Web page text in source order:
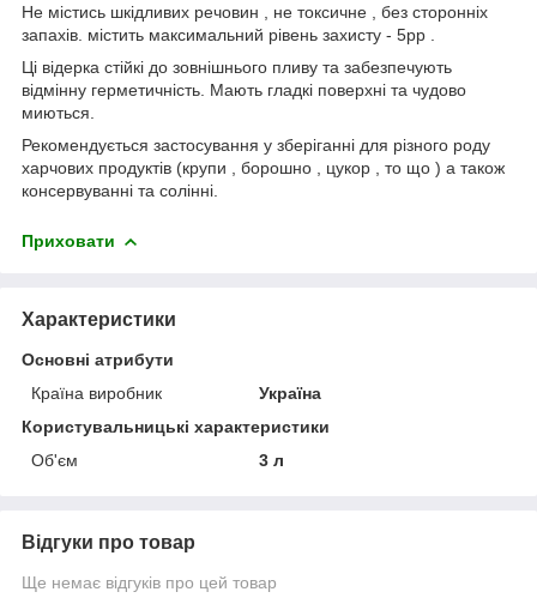
Не містись шкідливих речовин , не токсичне , без сторонніх
запахів. містить максимальний рівень захисту - 5рр .
Ці відерка стійкі до зовнішнього пливу та забезпечують
відмінну герметичність. Мають гладкі поверхні та чудово
миються.
Рекомендується застосування у зберіганні для різного роду
харчових продуктів (крупи , борошно , цукор , то що ) а також
консервуванні та солінні.
Приховати
Характеристики
Основні атрибути
Країна виробник
Україна
Користувальницькі характеристики
Об'єм
3 л
Відгуки про товар
Ще немає відгуків про цей товар